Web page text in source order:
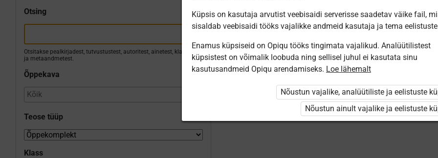
Otsing
Otsitakse pealkirjadest, tutvustustest, autoritest, ainetest, klassidest
ja metaandmetest.
Õppekava
Teose tüüp
Klass
Kehalise
kasvatuse
Küpsis on kasutaja arvutist veebisaidi serverisse saadetav väike fail,
sisaldab veebisaidi tööks vajalikke andmeid kasutaja ja tema
Enamus küpsiseid on Opiqu tööks tingimata vajalikud. Analüütilistest
küpsistest on võimalik loobuda ning sellisel juhul ei kasutata sinu
kasutusandmeid Opiqu arendamiseks. Loe lähemalt
Nõustun vajalike, analüütiliste ja eelistuste
Nõustun ainult vajalike ja eelistuste